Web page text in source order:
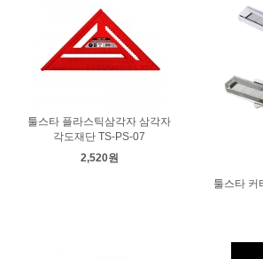
툴스타 플라스틱삼각자 삼각자
각도재단 TS-PS-07
2,520원
툴스타 커